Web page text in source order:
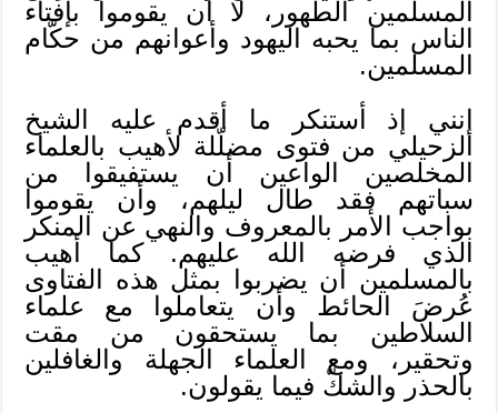
المسلمين الطهور، لا أن يقوموا بإفتاء
الناس بما يحبه اليهود وأعوانهم من حكّام
المسلمين.
إنني إذ أستنكر ما أقدم عليه الشيخ
الزحيلي من فتوى مضلّلة لأهيب بالعلماء
المخلصين الواعين أن يستفيقوا من
سباتهم فقد طال ليلهم، وأن يقوموا
بواجب الأمر بالمعروف والنهي عن المنكر
الذي فرضه الله عليهم. كما أهيب
بالمسلمين أن يضربوا بمثل هذه الفتاوى
عُرضَ الحائط وأن يتعاملوا مع علماء
السلاطين بما يستحقون من مقت
وتحقير، ومع العلماء الجهلة والغافلين
بالحذر والشكّ فيما يقولون.